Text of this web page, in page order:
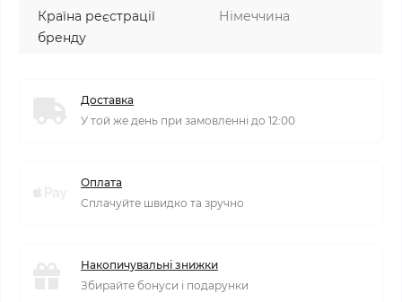
Країна реєстрації
бренду
Німеччина
Доставка
У той же день при замовленні до 12:00
Оплата
Сплачуйте швидко та зручно
Накопичувальні знижки
Збирайте бонуси і подарунки